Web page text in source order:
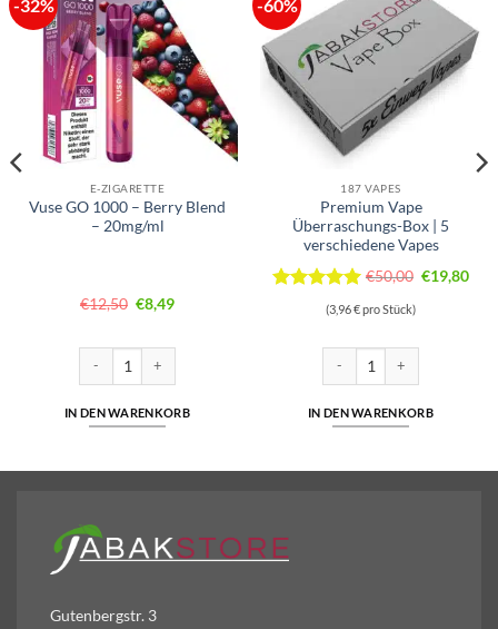
-32%
E-ZIGARETTE
Vuse GO 1000 – Berry Blend
– 20mg/ml
€12,50 Ursprünglicher
Preis
€12,50
€8,49Aktueller
€8,49.
IN DEN WARENKORB
-60%
187 VAPES
Premium Vape
Überraschungs-Box | 5
verschiedene Vapes
Bewertet
von
€50,00 €19,80
(3,96 € pro Stück)
IN DEN WARENKORB
Gutenbergstr. 3